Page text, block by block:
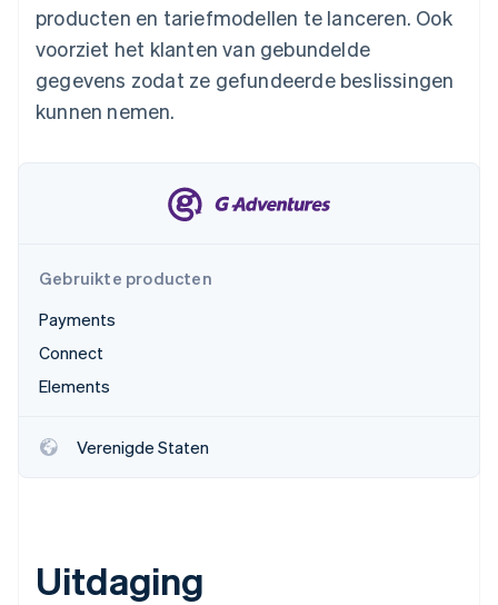
Stripe Sessions 2026
Ontdek hoe Stripe de economische
Nu bekijken
producten en tariefmodellen te lanceren. Ook
voorziet het klanten van gebundelde
gegevens zodat ze gefundeerde beslissingen
kunnen nemen.
Gebruikte producten
Payments
Connect
Elements
Verenigde Staten
Uitdaging